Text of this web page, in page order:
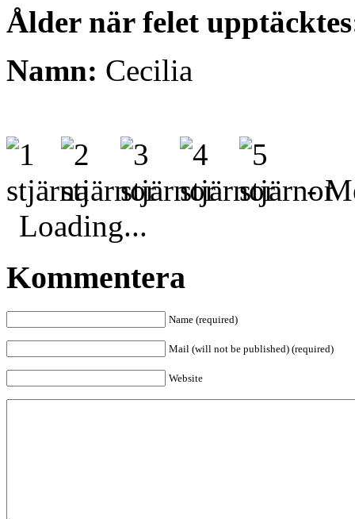
Ålder när felet
Namn: Cecilia
-
Loading...
Kommentera
Name (required)
Mail (will not be published) (required)
Website